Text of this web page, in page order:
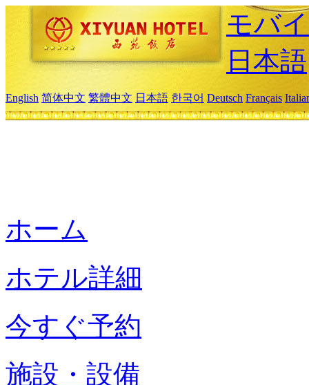
モバ
日本語
English 简体中文 繁體中文 日本語 한국어 Deutsch Français
ホーム
ホテル詳細
今すぐ予約
施設・設備